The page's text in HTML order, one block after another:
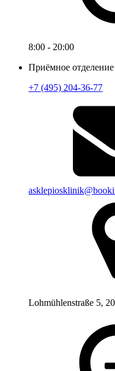
8:00 - 20:00
Приёмное отделение
+7 (495) 204-36-77
Lohmühlenstraße 5,